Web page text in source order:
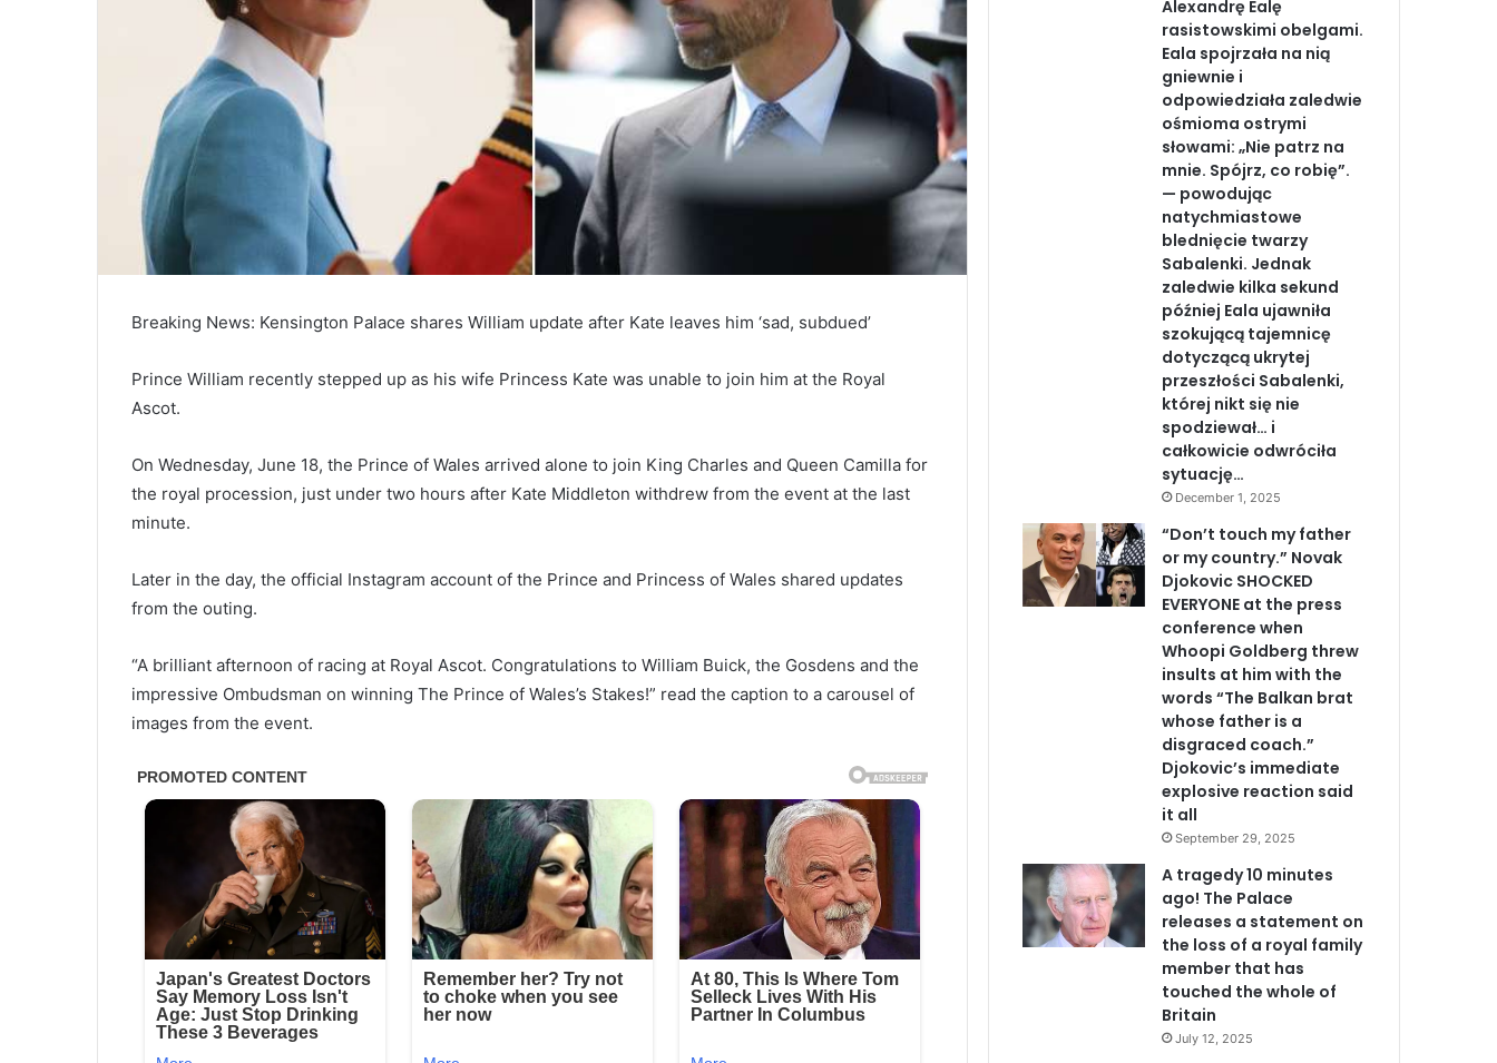
Breaking News: Kensington Palace shares William update after Kate leaves him ‘sad, subdued’
Prince William recently stepped up as his wife Princess Kate was unable to join him at the Royal
Ascot.
On Wednesday, June 18, the Prince of Wales arrived alone to join King Charles and Queen Camilla for
the royal procession, just under two hours after Kate Middleton withdrew from the event at the last
minute.
Later in the day, the official Instagram account of the Prince and Princess of Wales shared updates
from the outing.
“A brilliant afternoon of racing at Royal Ascot. Congratulations to William Buick, the Gosdens and the
impressive Ombudsman on winning The Prince of Wales’s Stakes!” read the caption to a carousel of
images from the event.
Alexandrę Ealę
rasistowskimi obelgami.
Eala spojrzała na nią
gniewnie i
odpowiedziała zaledwie
ośmioma ostrymi
słowami: „Nie patrz na
mnie. Spójrz, co robię”.
— powodując
natychmiastowe
blednięcie twarzy
Sabalenki. Jednak
zaledwie kilka sekund
później Eala ujawniła
szokującą tajemnicę
dotyczącą ukrytej
przeszłości Sabalenki,
której nikt się nie
spodziewał… i
całkowicie odwróciła
sytuację…
December 1, 2025
“Don’t touch my father
or my country.” Novak
Djokovic SHOCKED
EVERYONE at the press
conference when
Whoopi Goldberg threw
insults at him with the
words “The Balkan brat
whose father is a
disgraced coach.”
Djokovic’s immediate
explosive reaction said
it all
September 29, 2025
A tragedy 10 minutes
ago! The Palace
releases a statement on
the loss of a royal family
member that has
touched the whole of
Britain
July 12, 2025